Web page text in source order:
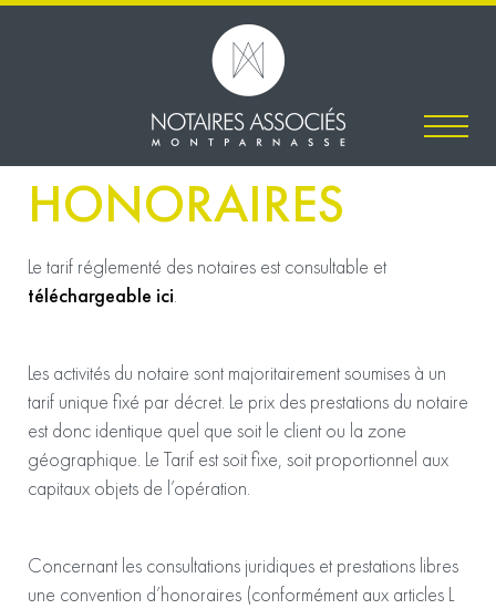
HONORAIRES
Le tarif réglementé des notaires est consultable et
téléchargeable ici.
Les activités du notaire sont majoritairement soumises à un
tarif unique fixé par décret. Le prix des prestations du notaire
est donc identique quel que soit le client ou la zone
géographique. Le Tarif est soit fixe, soit proportionnel aux
capitaux objets de l’opération.
Concernant les consultations juridiques et prestations libres
une convention d’honoraires (conformément aux articles L